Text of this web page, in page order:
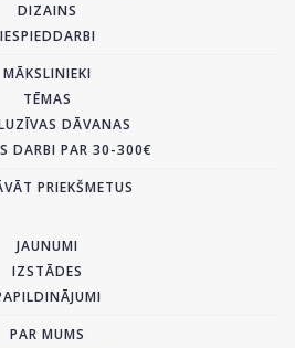
DIZAINS
IESPIEDDARBI
MĀKSLINIEKI
TĒMAS
DĀVANAS
DARBI PAR 30-300€
PRIEKŠMETUS
JAUNUMI
IZSTĀDES
PAR MUMS